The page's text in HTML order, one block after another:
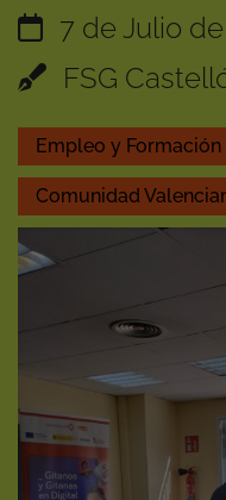
7 de Julio
FSG
Empleo y
Comunidad